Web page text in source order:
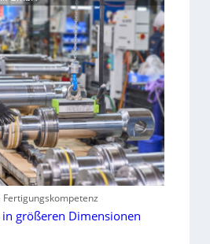
größeren Dimensionen